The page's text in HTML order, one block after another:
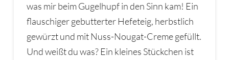
was mir beim Gugelhupf in den Sinn kam! Ein
flauschiger gebutterter Hefeteig, herbstlich
gewürzt und mit Nuss-Nougat-Creme gefüllt.
Und weißt du was? Ein kleines Stückchen ist